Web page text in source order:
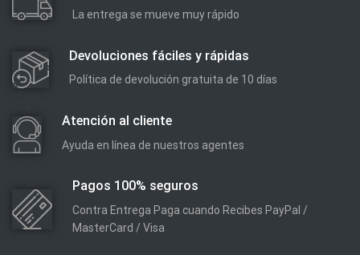
La entrega se mueve muy rápido
Devoluciones fáciles y rápidas
Política de devolución gratuita de 10 días
Atención al cliente
Ayuda en línea de nuestros agentes
Pagos 100% seguros
Contra Entrega Paga cuando Recibes PayPal /
MasterCard / Visa